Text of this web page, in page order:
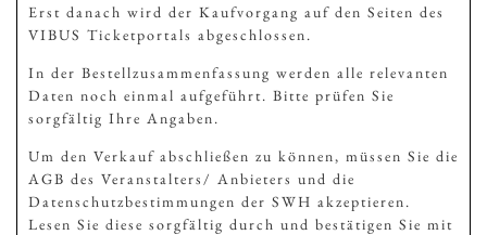
Erst danach wird der Kaufvorgang auf den Seiten des
VIBUS Ticketportals abgeschlossen.
In der Bestellzusammenfassung werden alle relevanten
Daten noch einmal aufgeführt. Bitte prüfen Sie
sorgfältig Ihre Angaben.
Um den Verkauf abschließen zu können, müssen Sie die
AGB des Veranstalters/ Anbieters und die
Datenschutzbestimmungen der SWH akzeptieren.
Lesen Sie diese sorgfältig durch und bestätigen Sie mit